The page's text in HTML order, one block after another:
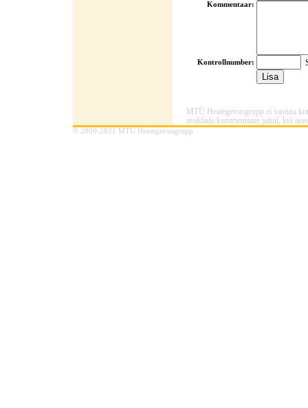
Kommentaar:
Kontrollnumber:
MTÜ Heategevusgrupp ei vastuta
avaldada kommentaare juhul, kui
© 2000-2021 MTÜ Heategevusgrupp